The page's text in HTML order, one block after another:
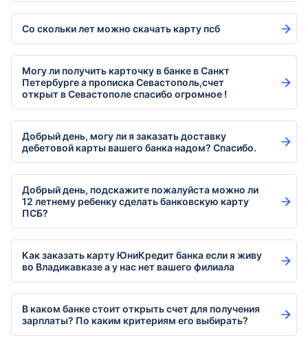
Со скольки лет можно скачать карту псб
Могу ли получить карточку в банке в Санкт
Петербурге а прописка Севастополь,счет
открыт в Севастополе спасибо огромное !
Добрый день, могу ли я заказать доставку
дебетовой карты вашего банка надом? Спасибо.
Добрый день, подскажите пожалуйста можно ли
12 летнему ребенку сделать банковскую карту
ПСБ?
Как заказать карту ЮниКредит банка если я живу
во Владикавказе а у нас нет вашего филиала
В каком банке стоит открыть счет для получения
зарплаты? По каким критериям его выбирать?